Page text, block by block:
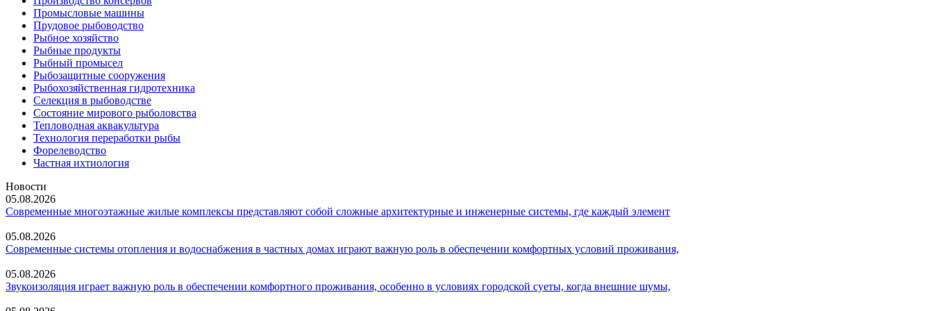
Промысловые машины
Прудовое рыбоводство
Рыбное хозяйство
Рыбные продукты
Рыбный промысел
Рыбозащитные сооружения
Рыбохозяйственная гидротехника
Селекция в рыбоводстве
Состояние мирового рыболовства
Тепловодная аквакультура
Технология переработки рыбы
Форелеводство
Частная ихтиология
Новости
05.08.2026
Современные многоэтажные жилые комплексы представляют собой сложные архитектурные и инженерные системы, где каждый элемент
05.08.2026
Современные системы отопления и водоснабжения в частных домах играют важную роль в обеспечении комфортных условий проживания,
05.08.2026
Звукоизоляция играет важную роль в обеспечении комфортного проживания, особенно в условиях городской суеты, когда внешние шумы,